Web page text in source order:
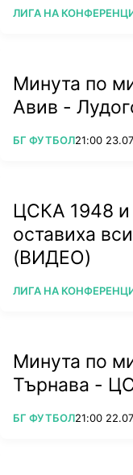
ПОВЕЧЕ ОТ
ЛИГА НА
Минута по
ПОВЕЧЕ ОТ
БГ ФУТБОЛ21:00
ЦСКА 1948 и
оставиха
(ВИДЕО)
ПОВЕЧЕ ОТ
ЛИГА НА
Минута по
ПОВЕЧЕ ОТ
БГ ФУТБОЛ21:00